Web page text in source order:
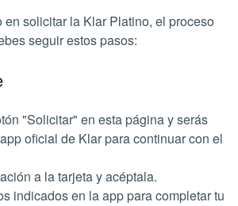
en solicitar la Klar Platino, el proceso
seguir estos pasos:
"Solicitar" en esta página y serás
oficial de Klar para continuar con el
a la tarjeta y acéptala.
indicados en la app para completar tu